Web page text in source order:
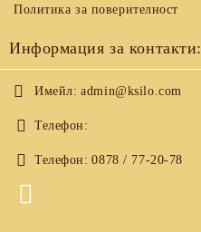
Политика за поверителност
Информация за контакти:
Имейл: admin@ksilo.com
Телефон:
Телефон: 0878 / 77-20-78